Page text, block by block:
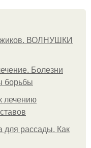
ВОЛНУШКИ
Болезни
борьбы
лечению
для рассады. Как